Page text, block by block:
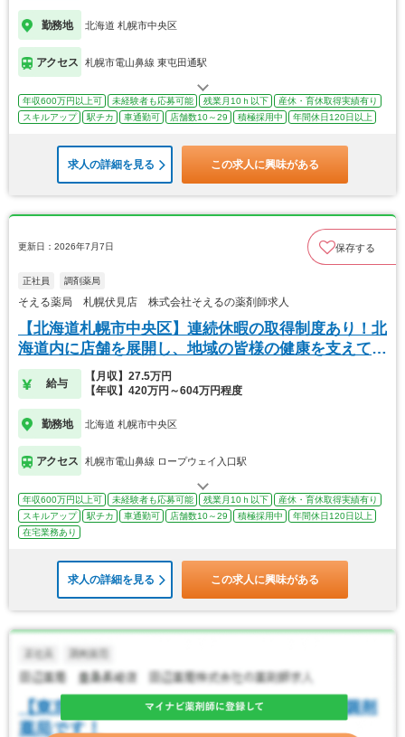
勤務地 北海道 札幌市中央区
アクセス 札幌市電山鼻線 東屯田通駅
年収600万円以上可 未経験者も応募可能 残業月10ｈ以下
産休・育休取得実績有り
スキルアップ
駅チカ 車通勤可 店舗数10～29 積極採用中 年間休日120日以上
求人の詳細を見る この求人に興味がある
更新日：2026年7月7日 保存する
正社員 調剤薬局
そえる薬局 札幌伏見店 株式会社そえるの薬剤師求人
【北海道札幌市中央区】連続休暇の取得制度あり！北
海道内に店舗を展開し、地域の皆様の健康を支えてい
ます
給与
【月収】27.5万円
【年収】420万円～604万円程度
勤務地 北海道 札幌市中央区
アクセス 札幌市電山鼻線 ロープウェイ入口駅
年収600万円以上可 未経験者も応募可能 残業月10ｈ以下
産休・育休取得実績有り
スキルアップ
駅チカ 車通勤可 店舗数10～29 積極採用中
年間休日120日以上
在宅業務あり
求人の詳細を見る この求人に興味がある